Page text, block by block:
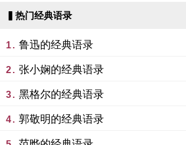
▍热门经典语录
1. 鲁迅的经典语录
2. 张小娴的经典语录
3. 黑格尔的经典语录
4. 郭敬明的经典语录